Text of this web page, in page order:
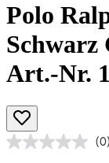
Polo
Schwarz
Art.-Nr.
(0)